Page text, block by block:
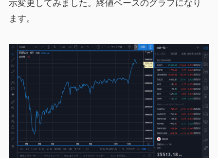
示変更してみました。終値ベースのグラフになり
ます。